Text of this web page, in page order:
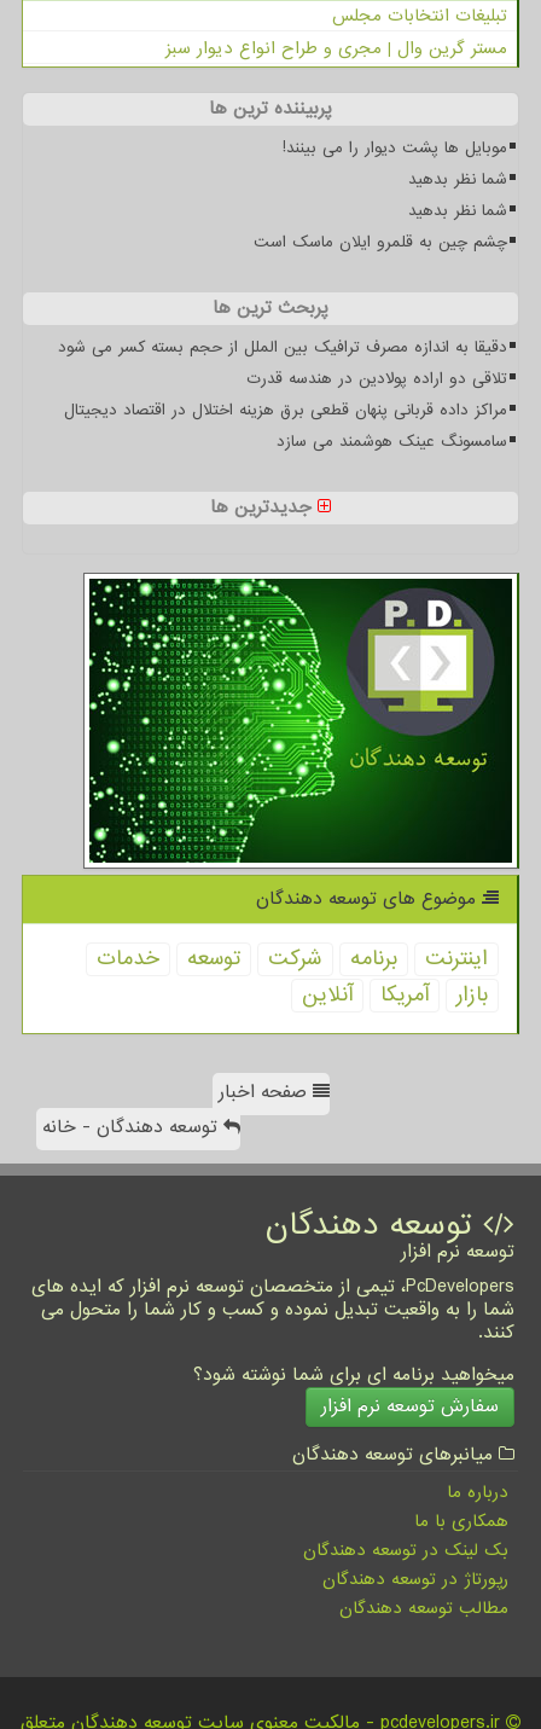
تبلیغات انتخابات مجلس
مستر گرین وال | مجری و طراح انواع دیوار سبز
پربیننده ترین ها
موبایل ها پشت دیوار را می بینند!
شما نظر بدهید
شما نظر بدهید
چشم چین به قلمرو ایلان ماسک است
پربحث ترین ها
دقیقا به اندازه مصرف ترافیک بین الملل از حجم بسته کسر می شود
تلاقی دو اراده پولادین در هندسه قدرت
مراکز داده قربانی پنهان قطعی برق هزینه اختلال در اقتصاد دیجیتال
سامسونگ عینک هوشمند می سازد
جدیدترین ها
موضوع های توسعه دهندگان
اینترنت برنامه شركت توسعه
خدمات
بازار
آمریكا آنلاین
صفحه اخبار
توسعه دهندگان - خانه
توسعه دهندگان
توسعه نرم افزار
PcDevelopers، تیمی از متخصصان توسعه نرم افزار که ایده های
شما را به واقعیت تبدیل نموده و کسب و کار شما را متحول می
کنند.
میخواهید برنامه ای برای شما نوشته شود؟
سفارش توسعه نرم افزار
میانبرهای توسعه دهندگان
درباره ما
همکاری با ما
بک لینک در توسعه دهندگان
رپورتاژ در توسعه دهندگان
مطالب توسعه دهندگان
pcdevelopers.ir - مالکیت معنوی سایت توسعه دهندگان متعلق